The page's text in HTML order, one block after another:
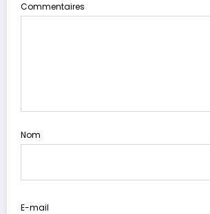
Commentaires
Nom
E-mail